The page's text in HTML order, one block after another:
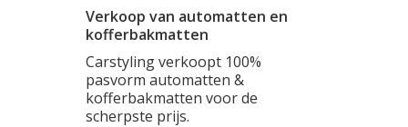
Verkoop van automatten en
kofferbakmatten
Carstyling verkoopt 100%
pasvorm automatten &
kofferbakmatten voor de
scherpste prijs.